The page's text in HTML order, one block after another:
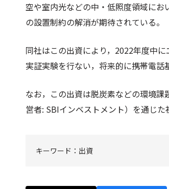
空や室内光などの中・低照度領域に
の設置制約の解消が期待されている。
同社はこの出資により，2022年度中
実証実験を行ない，将来的に携帯電話
なお，この出資は脱炭素などの環境
営者: SBIインベストメント）を通じた
キーワード： 出資